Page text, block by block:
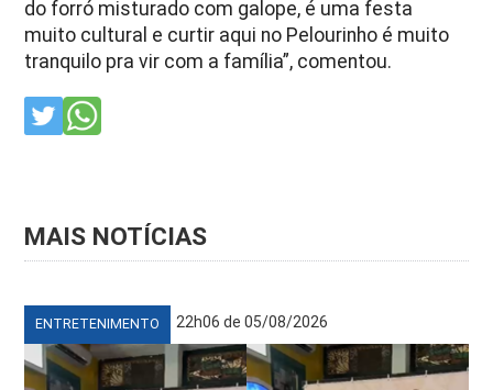
do forró misturado com galope, é uma festa
muito cultural e curtir aqui no Pelourinho é muito
tranquilo pra vir com a família”, comentou.
MAIS NOTÍCIAS
ENTRETENIMENTO 22h06 de 05/08/2026